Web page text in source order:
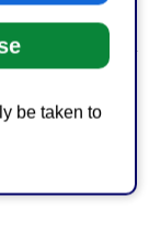
be taken to